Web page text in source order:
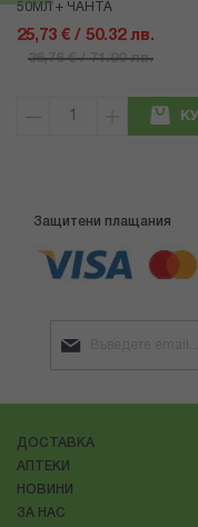
50МЛ + ЧАНТА
25,73 € / 50.32 лв.
36,76 € / 71.90 лв.
Защитени плащания
ДОСТАВКА
АПТЕКИ
НОВИНИ
ЗА НАС